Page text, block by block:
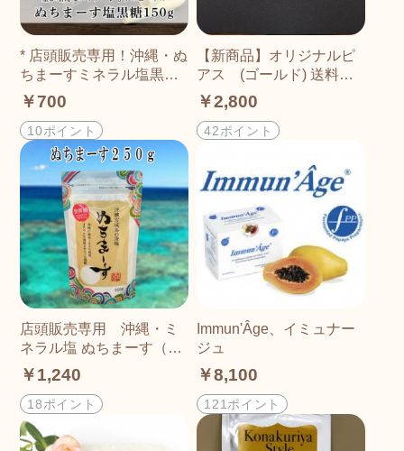
* 店頭販売専用！沖縄・ぬ
ちまーすミネラル塩黒糖
（ミネラル補給に！）
￥700
10ポイント
【新商品】オリジナルピ
アス (ゴールド) 送料無
料！！
￥2,800
42ポイント
店頭販売専用 沖縄・ミ
ネラル塩 ぬちまーす（ミ
ネラル補給に！）
￥1,240
18ポイント
Immun'Âge、イミュナー
ジュ
￥8,100
121ポイント